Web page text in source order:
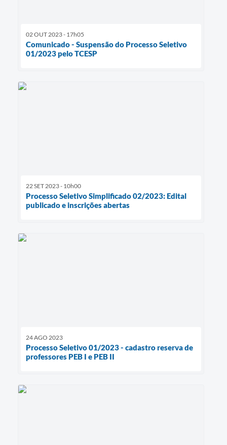
02 OUT 2023 - 17h05
Comunicado - Suspensão do Processo Seletivo
01/2023 pelo TCESP
22 SET 2023 - 10h00
Processo Seletivo Simplificado 02/2023: Edital
publicado e inscrições abertas
24 AGO 2023
Processo Seletivo 01/2023 - cadastro reserva de
professores PEB I e PEB II